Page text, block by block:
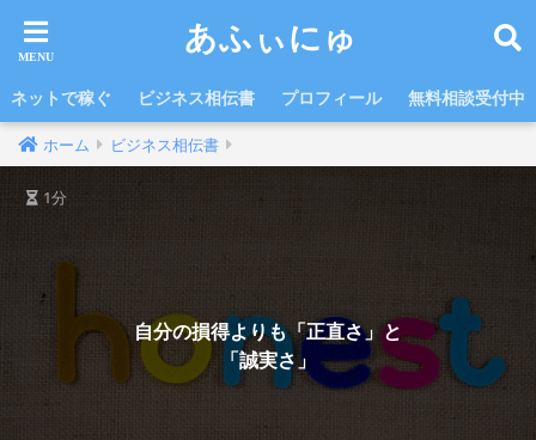
あふぃにゅ
ネットで稼ぐ ビジネス相伝書 プロフィール 無料相談受付中
ホーム ビジネス相伝書
自分の損得よりも「正直さ」と
「誠実さ」
1分